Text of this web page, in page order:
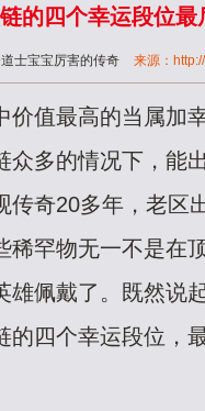
的四个幸运段位
士宝宝厉害的传奇 来源：
价值最高的当属加
众多的情况下，能
传奇20多年，老区
稀罕物无一不是在
雄佩戴了。既然说
的四个幸运段位，